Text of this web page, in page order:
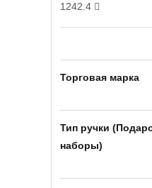
1242.4
Торговая марка
Тип ручки
наборы)